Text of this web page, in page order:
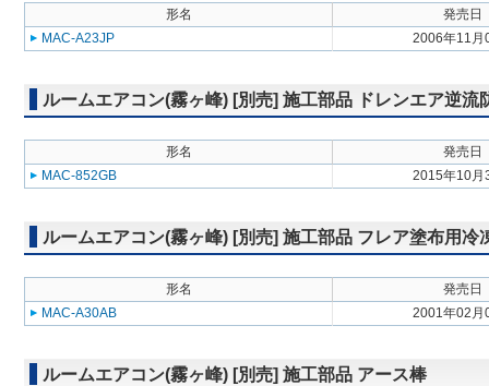
形名
発売日
MAC-A23JP
2006年11月
ルームエアコン(霧ヶ峰) [別売] 施工部品 ドレンエア逆流
形名
発売日
MAC-852GB
2015年10月
ルームエアコン(霧ヶ峰) [別売] 施工部品 フレア塗布用冷
形名
発売日
MAC-A30AB
2001年02月
ルームエアコン(霧ヶ峰) [別売] 施工部品 アース棒